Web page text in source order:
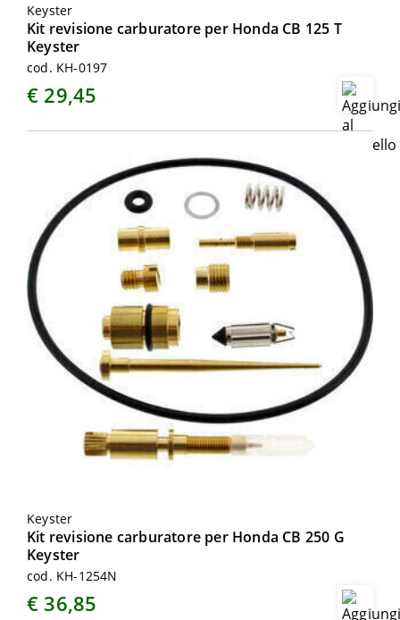
Keyster
Kit revisione carburatore per Honda CB 125 T
Keyster
cod. KH-0197
€ 29,45
Keyster
Kit revisione carburatore per Honda CB 250 G
Keyster
cod. KH-1254N
€ 36,85